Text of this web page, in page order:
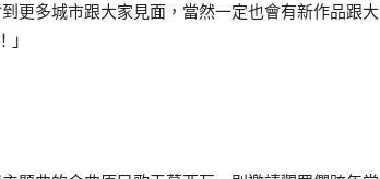
更多城市跟大家見面，當然一定也會有新作品跟大